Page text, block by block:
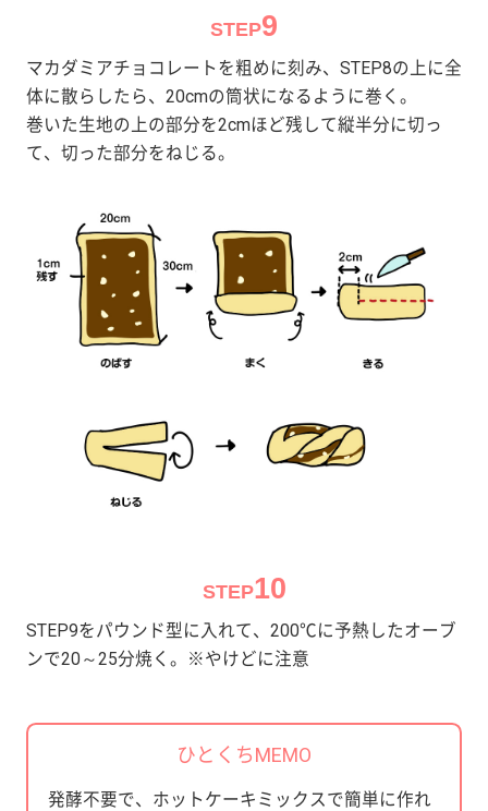
STEP9
マカダミアチョコレートを粗めに刻み、STEP8の上に全
体に散らしたら、20cmの筒状になるように巻く。
巻いた生地の上の部分を2cmほど残して縦半分に切っ
て、切った部分をねじる。
STEP10
STEP9をパウンド型に入れて、200℃に予熱したオーブ
ンで20～25分焼く。※やけどに注意
ひとくちMEMO
発酵不要で、ホットケーキミックスで簡単に作れ